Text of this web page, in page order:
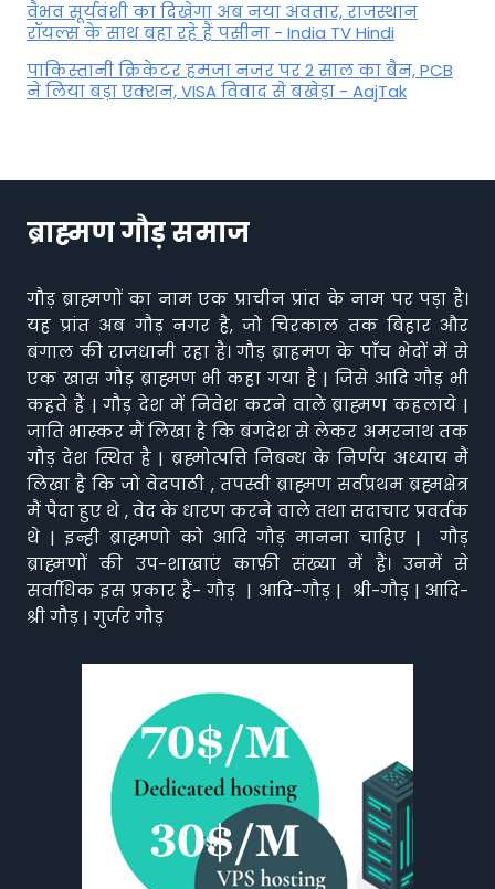
वैभव सूर्यवंशी का दिखेगा अब नया अवतार, राजस्थान
रॉयल्स के साथ बहा रहे हैं पसीना - India TV Hindi
पाकिस्तानी क्रिकेटर हमजा नजर पर 2 साल का बैन, PCB
ने ल‍िया बड़ा एक्शन, VISA व‍िवाद से बखेड़ा - AajTak
ब्राह्मण गौड़ समाज
गौड़ ब्राह्मणों का नाम एक प्राचीन प्रांत के नाम पर पड़ा है।
यह प्रांत अब गौड़ नगर है, जो चिरकाल तक बिहार और
बंगाल की राजधानी रहा है। गौड़ ब्राहमण के पाँच भेदों में से
एक खास गौड़ ब्राह्मण भी कहा गया है | जिसे आदि गौड़ भी
कहते हैं | गौड़ देश में निवेश करने वाले ब्राह्मण कहलाये |
जाति भास्कर मैं लिखा है कि बंगदेश से लेकर अमरनाथ तक
गौड़ देश स्थित है | ब्रह्मोत्पत्ति निबन्ध के निर्णय अध्याय मैं
लिखा है कि जो वेदपाठी , तपस्वी ब्राह्मण सर्वप्रथम ब्रह्मक्षेत्र
मैं पैदा हुए थे , वेद के धारण करने वाले तथा सदाचार प्रवर्तक
थे | इन्ही ब्राह्मणो को आदि गौड़ मानना चाहिए | गौड़
ब्राह्मणों की उप-शाखाएं काफ़ी संख्या में हैं। उनमें से
सर्वाधिक इस प्रकार हैं- गौड़ | आदि-गौड़ | श्री-गौड़ | आदि-
श्री गौड़ | गुर्जर गौड़